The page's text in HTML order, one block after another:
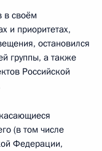
в своём
и приоритетах,
остановился
группы, а также
Российской
(в том числе
Федерации,